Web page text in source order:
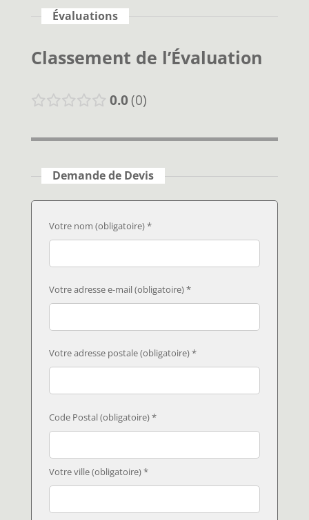
Évaluations
Classement de l’Évaluation
0.0 0
Demande de Devis
Votre nom (obligatoire) *
Votre adresse e-mail (obligatoire) *
Votre adresse postale (obligatoire) *
Code Postal (obligatoire) *
Votre ville (obligatoire) *